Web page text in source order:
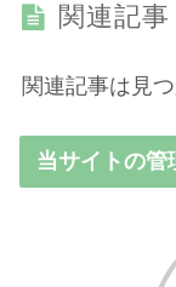
関連記事
関連記事は見
当サイトの管